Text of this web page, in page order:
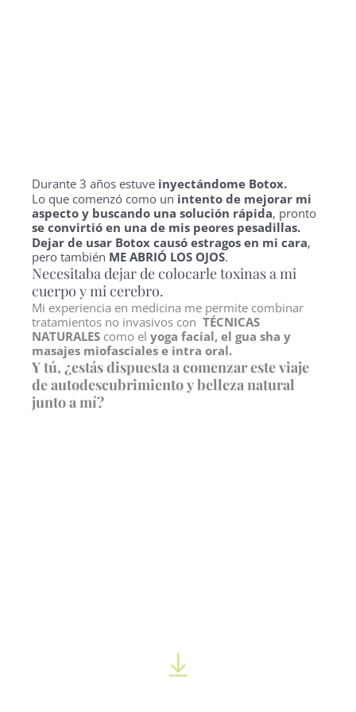
Durante 3 años estuve inyectándome Botox.
Lo que comenzó como un intento de mejorar mi
aspecto y buscando una solución rápida, pronto
se convirtió en una de mis peores pesadillas.
Dejar de usar Botox causó estragos en mi cara,
pero también ME ABRIÓ LOS OJOS.
Necesitaba dejar de colocarle toxinas a mi
cuerpo y mi cerebro.
Mi experiencia en medicina me permite combinar
tratamientos no invasivos con TÉCNICAS
NATURALES como el yoga facial, el gua sha y
masajes miofasciales e intra oral.
Y tú, ¿estás dispuesta a comenzar este viaje
de autodescubrimiento y belleza natural
junto a mí?